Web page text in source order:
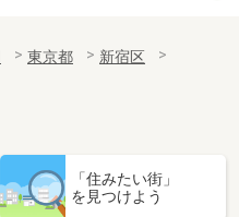
東京都
新宿区
「住みたい街」
を見つけよう